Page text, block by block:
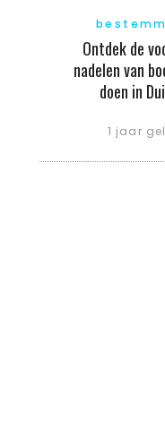
Ontdek de
nadelen van
doen in
1 jaar